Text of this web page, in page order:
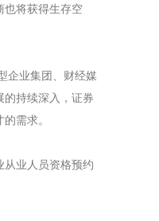
也将获得生存空
企业集团、财经媒
的持续深入，证券
需求。
业人员资格预约